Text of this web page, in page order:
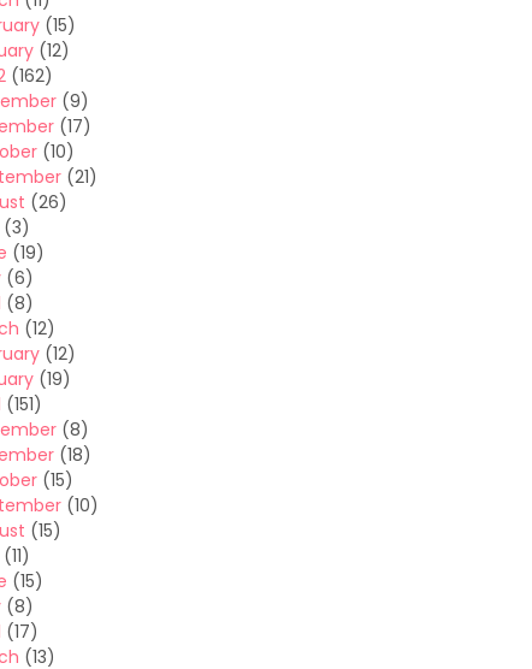
(15)
(12)
(162)
(9)
(17)
(10)
(21)
(26)
(3)
(19)
(6)
(8)
(12)
(12)
(19)
(151)
(8)
(18)
(15)
(10)
(15)
(11)
(15)
(8)
(17)
(13)